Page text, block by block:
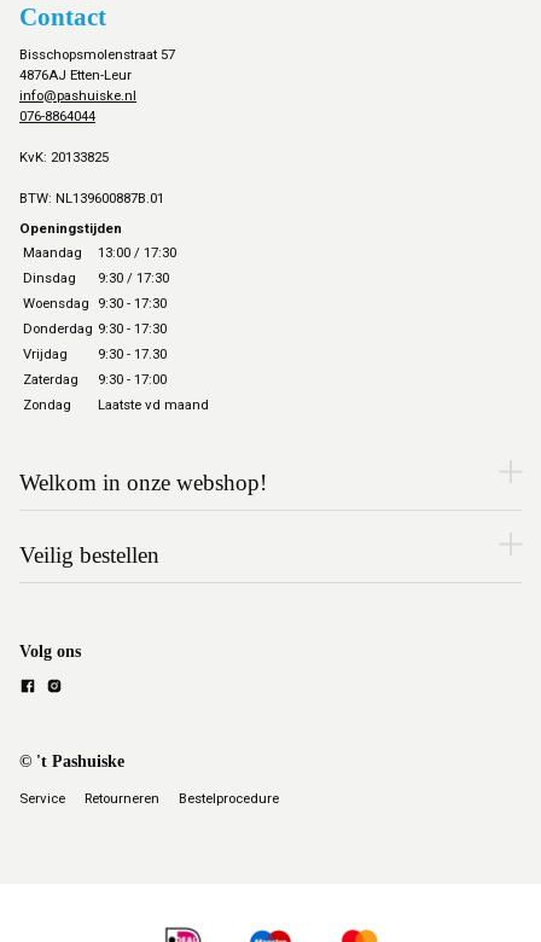
Contact
Bisschopsmolenstraat 57
4876AJ Etten-Leur
info@pashuiske.nl
076-8864044
KvK: 20133825
BTW: NL139600887B.01
Openingstijden
Maandag
13:00 / 17:30
Dinsdag
9:30 / 17:30
Woensdag
9:30 - 17:30
Donderdag 9:30 - 17:30
Vrijdag
9:30 - 17.30
Zaterdag
9:30 - 17:00
Zondag
Laatste vd maand
Welkom in onze webshop!
Veilig bestellen
Volg ons
© 't Pashuiske
Service Retourneren Bestelprocedure